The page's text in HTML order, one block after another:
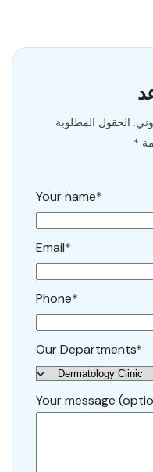
الحقول المطلوبة
*
Your name*
Email*
Phone*
Our Departments*
Your message